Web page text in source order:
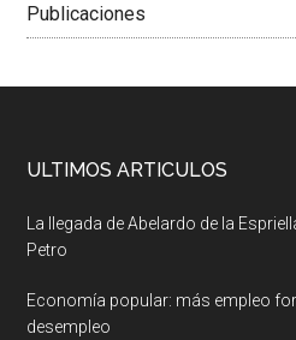
Publicaciones
ULTIMOS ARTICULOS
La llegada de Abelardo de la
Petro
Economía popular: más empleo
desempleo